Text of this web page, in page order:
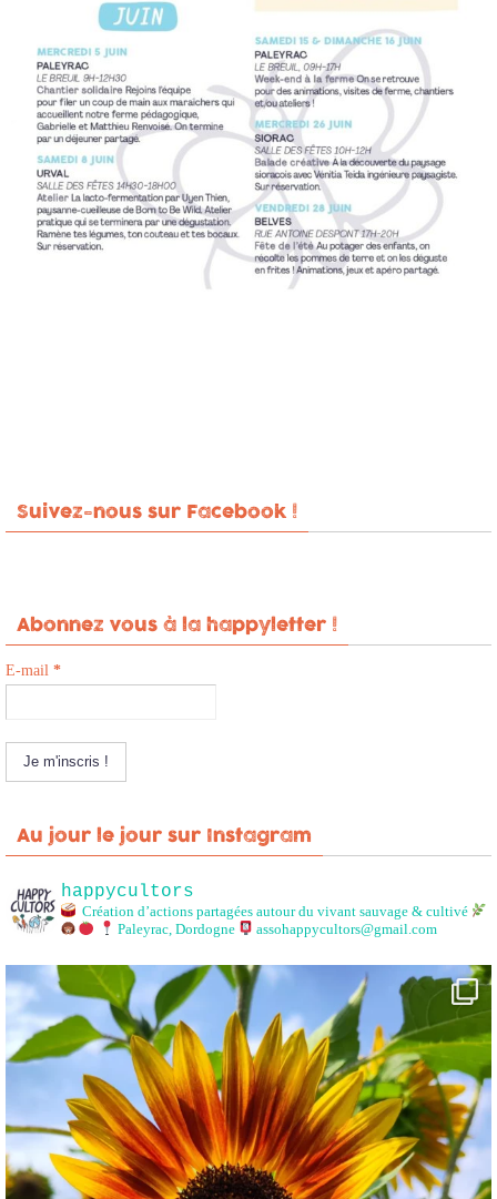
Suivez-nous sur Facebook !
Abonnez vous à la happyletter !
E-mail *
Au jour le jour sur Instagram
happycultors
Création d’actions partagées autour du vivant sauvage & cultivé
Paleyrac, Dordogne
assohappycultors@gmail.com